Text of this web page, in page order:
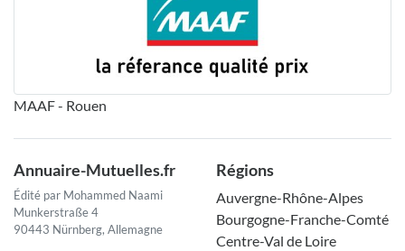
MAAF - Rouen
Annuaire-Mutuelles.fr
Édité par Mohammed Naami
Munkerstraße 4
90443 Nürnberg, Allemagne
Régions
Auvergne-Rhône-Alpes
Bourgogne-Franche-Comté
Centre-Val de Loire